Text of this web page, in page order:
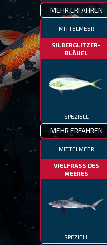
MEHR ERFAHREN
MITTELMEER
SILBERGLITZER-
BLÄUEL
SPEZIELL
MEHR ERFAHREN
MITTELMEER
VIELFRASS DES
MEERES
SPEZIELL